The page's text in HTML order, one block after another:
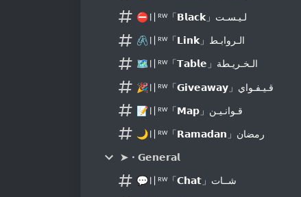
⛔〢ᴿᵂ「𝗕𝗹𝗮𝗰𝗸」لـيـسـت
🖇〢ᴿᵂ「𝗟𝗶𝗻𝗸」الـروابـط
🗺〢ᴿᵂ「𝗧𝗮𝗯𝗹𝗲」الـخـريـطة
🎉〢ᴿᵂ「𝗚𝗶𝘃𝗲𝗮𝘄𝗮𝘆」قـيـفـواي
📝〢ᴿᵂ「𝗠𝗮𝗽」قـوانـيـن
🌙〢ᴿᵂ「𝗥𝗮𝗺𝗮𝗱𝗮𝗻」رمضان
➤・𝗚𝗲𝗻𝗲𝗿𝗮𝗹
💬〢ᴿᵂ「𝗖𝗵𝗮𝘁」شــات